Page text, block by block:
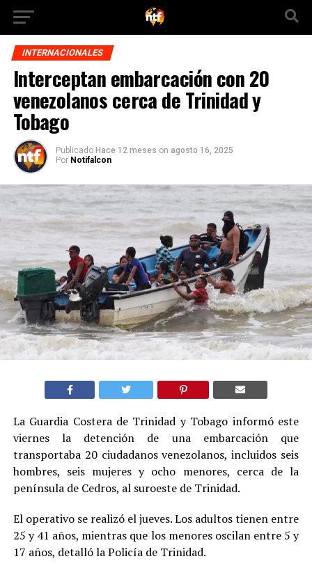
INTERNACIONALES
Interceptan embarcación con 20
venezolanos cerca de Trinidad y
Tobago
Publicado Hace 12 meses on agosto 16, 2025
Por Notifalcon
La Guardia Costera de Trinidad y Tobago informó este
viernes la detención de una embarcación que
transportaba 20 ciudadanos venezolanos, incluidos seis
hombres, seis mujeres y ocho menores, cerca de la
península de Cedros, al suroeste de Trinidad.
El operativo se realizó el jueves. Los adultos tienen entre
25 y 41 años, mientras que los menores oscilan entre 5 y
17 años, detalló la Policía de Trinidad.